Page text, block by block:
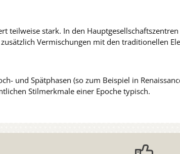
teilweise stark. In den
Vermischungen mit den traditionellen
und Spätphasen (so zum Beispiel in
Stilmerkmale einer Epoche typisch.